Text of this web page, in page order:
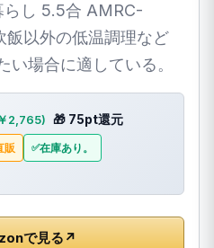
らし 5.5合 AMRC-
以外の低温調理など
い場合に適している。
2,765) 🎁 75pt還元
販 在庫あり。
で見る ↗